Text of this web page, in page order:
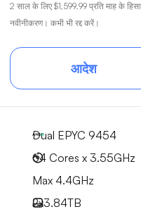
2 साल के लिए $1,599.99 प्रति माह के
नवीनीकरण। कभी भी रद्द करें।
आदेश
Dual EPYC 9454
64 Cores x 3.55GHz
Max 4.4GHz
2x3.84TB